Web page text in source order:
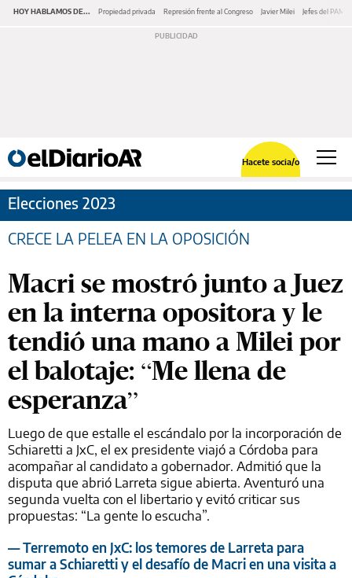
HOY HABLAMOS DE... Propiedad privada Represión frente al Congreso Javier Milei Jefes del PAMI
Hacete socia/o
Elecciones 2023
CRECE LA PELEA EN LA OPOSICIÓN
Macri se mostró junto a Juez
en la interna opositora y le
tendió una mano a Milei por
el balotaje: “Me llena de
esperanza”
Luego de que estalle el escándalo por la incorporación de
Schiaretti a JxC, el ex presidente viajó a Córdoba para
acompañar al candidato a gobernador. Admitió que la
disputa que abrió Larreta sigue abierta. Aventuró una
segunda vuelta con el libertario y evitó criticar sus
propuestas: “La gente lo escucha”.
— Terremoto en JxC: los temores de Larreta para
sumar a Schiaretti y el desafío de Macri en una visita a